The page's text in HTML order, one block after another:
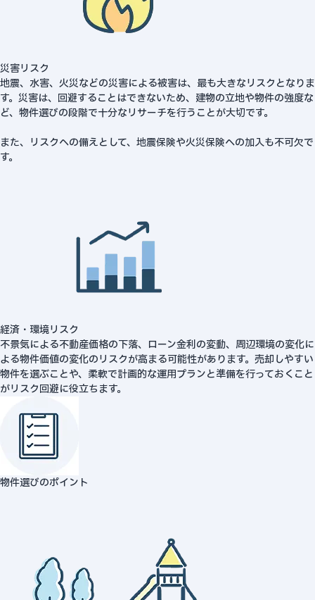
災害リスク
地震、水害、火災などの災害による被害は、最も大きなリスクとなりま
す。災害は、回避することはできないため、建物の立地や物件の強度な
ど、物件選びの段階で十分なリサーチを行うことが大切です。
また、リスクへの備えとして、地震保険や火災保険への加入も不可欠で
す。
経済・環境リスク
不景気による不動産価格の下落、ローン金利の変動、周辺環境の変化に
よる物件価値の変化のリスクが高まる可能性があります。売却しやすい
物件を選ぶことや、柔軟で計画的な運用プランと準備を行っておくこと
がリスク回避に役立ちます。
物件選びのポイント